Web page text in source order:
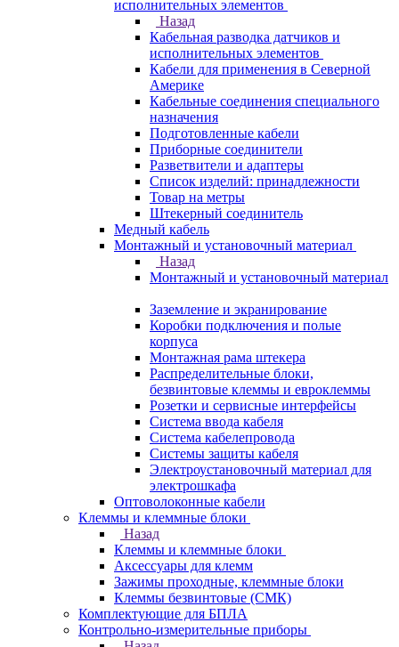
исполнительных элементов
Назад
Кабельная разводка датчиков и
исполнительных элементов
Кабели для применения в Северной
Америке
Кабельные соединения специального
назначения
Подготовленные кабели
Приборные соединители
Разветвители и адаптеры
Список изделий: принадлежности
Товар на метры
Штекерный соединитель
Медный кабель
Монтажный и установочный материал
Назад
Монтажный и установочный материал
Заземление и экранирование
Коробки подключения и полые
корпуса
Монтажная рама штекера
Распределительные блоки,
безвинтовые клеммы и евроклеммы
Розетки и сервисные интерфейсы
Система ввода кабеля
Система кабелепровода
Системы защиты кабеля
Электроустановочный материал для
электрошкафа
Оптоволоконные кабели
Клеммы и клеммные блоки
Назад
Клеммы и клеммные блоки
Аксессуары для клемм
Зажимы проходные, клеммные блоки
Клеммы безвинтовые (СМК)
Комплектующие для БПЛА
Контрольно-измерительные приборы